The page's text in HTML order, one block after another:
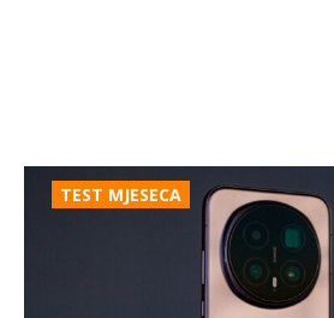
TEST MJESECA